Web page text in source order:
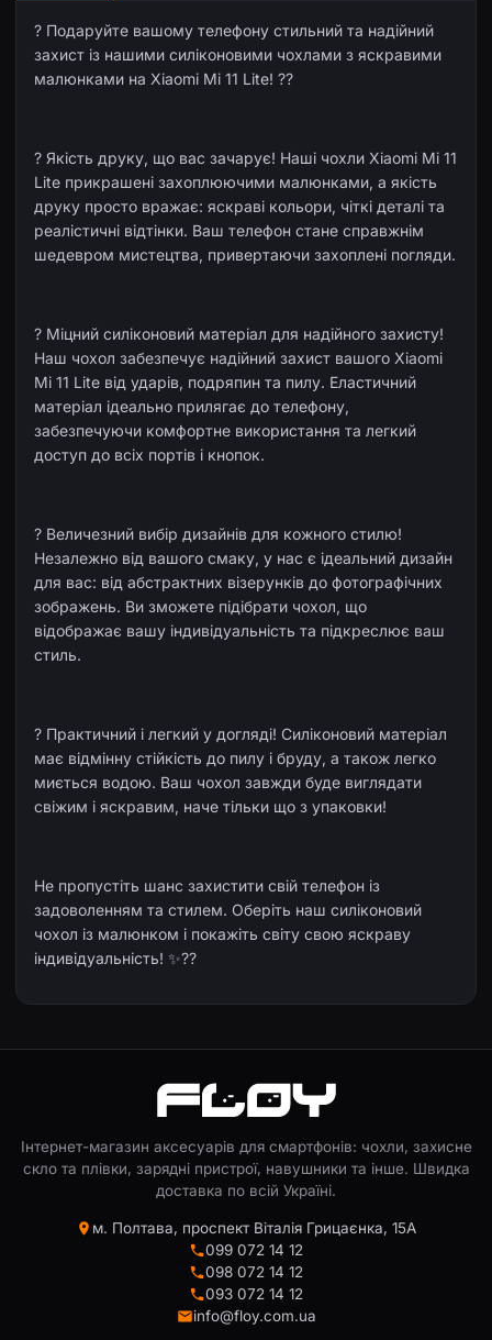
? Подаруйте вашому телефону стильний та надійний
захист із нашими силіконовими чохлами з яскравими
малюнками на Xiaomi Mi 11 Lite! ??
?️ Якість друку, що вас зачарує! Наші чохли Xiaomi Mi 11
Lite прикрашені захоплюючими малюнками, а якість
друку просто вражає: яскраві кольори, чіткі деталі та
реалістичні відтінки. Ваш телефон стане справжнім
шедевром мистецтва, привертаючи захоплені погляди.
?️ Міцний силіконовий матеріал для надійного захисту!
Наш чохол забезпечує надійний захист вашого Xiaomi
Mi 11 Lite від ударів, подряпин та пилу. Еластичний
матеріал ідеально прилягає до телефону,
забезпечуючи комфортне використання та легкий
доступ до всіх портів і кнопок.
? Величезний вибір дизайнів для кожного стилю!
Незалежно від вашого смаку, у нас є ідеальний дизайн
для вас: від абстрактних візерунків до фотографічних
зображень. Ви зможете підібрати чохол, що
відображає вашу індивідуальність та підкреслює ваш
стиль.
? Практичний і легкий у догляді! Силіконовий матеріал
має відмінну стійкість до пилу і бруду, а також легко
миється водою. Ваш чохол завжди буде виглядати
свіжим і яскравим, наче тільки що з упаковки!
Не пропустіть шанс захистити свій телефон із
задоволенням та стилем. Оберіть наш силіконовий
чохол із малюнком і покажіть світу свою яскраву
індивідуальність! ✨??
Інтернет-магазин аксесуарів для смартфонів: чохли, захисне
скло та плівки, зарядні пристрої, навушники та інше. Швидка
доставка по всій Україні.
м. Полтава, проспект Віталія Грицаєнка, 15А
099 072 14 12
098 072 14 12
093 072 14 12
info@floy.com.ua